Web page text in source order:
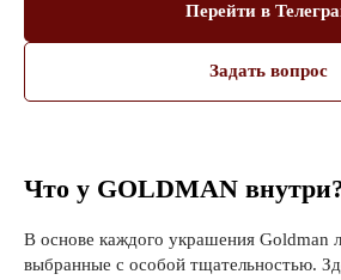
Перейти в
Задать вопрос
Что у GOLDMAN
В основе каждого украшения Goldman
выбранные с особой тщательностью.